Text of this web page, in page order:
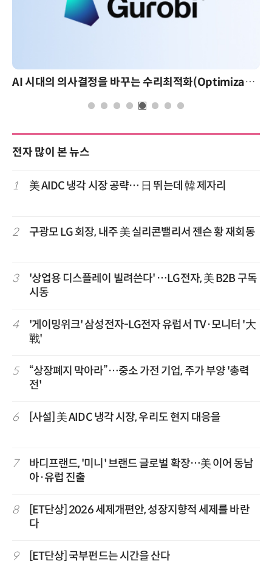
AI 시대의 의사결정을 바꾸는 수리최적화(Optimization): 실제 산업 적용 사례와 활용 전략
전자 많이 본 뉴스
1 美 AIDC 냉각 시장 공략… 日 뛰는데 韓 제자리
2 구광모 LG 회장, 내주 美 실리콘밸리서 젠슨 황 재회동
3
'상업용 디스플레이 빌려쓴다' …LG전자, 美 B2B 구독
시동
4
'게이밍위크' 삼성전자-LG전자 유럽서 TV·모니터 '大
戰'
5
“상장폐지 막아라”…중소 가전 기업, 주가 부양 '총력
전'
6 [사설] 美 AIDC 냉각 시장, 우리도 현지 대응을
7
바디프랜드, '미니' 브랜드 글로벌 확장…美 이어 동남
아·유럽 진출
8
[ET단상] 2026 세제개편안, 성장지향적 세제를 바란
다
9 [ET단상] 국부펀드는 시간을 산다